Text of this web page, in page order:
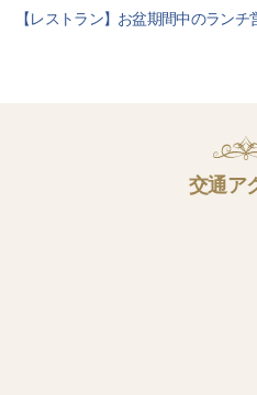
【レストラン】お盆期間中のランチ
交通ア